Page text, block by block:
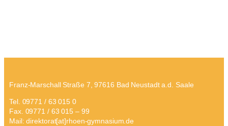
Franz-Marschall Straße 7, 97616 Bad Neustadt a.d. Saale
Tel. 09771 / 63 015 0
Fax. 09771 / 63 015 – 99
Mail: direktorat[at]rhoen-gymnasium.de